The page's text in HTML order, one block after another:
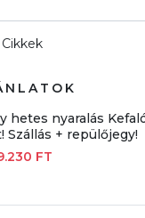
Cikkek
hetes nyaralás
Szállás + repülőjegy!
FT